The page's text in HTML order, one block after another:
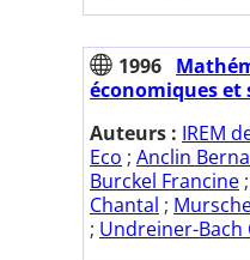
1996
économiques et
Auteurs : IREM
Eco ; Anclin
Burckel Francine ;
Chantal ;
; Undreiner-Bach